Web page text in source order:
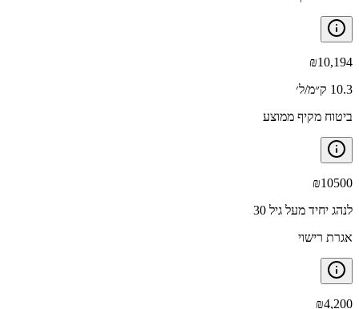
₪10,194
10.3 ק״מ/ל׳
ביטוח מקיף ממוצע
₪10500
לנהג יחיד מעל גיל 30
אגרת רישוי
₪4,200